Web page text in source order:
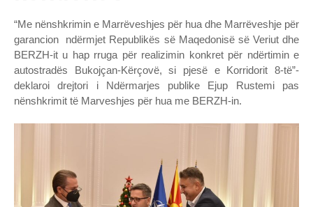
“Me nënshkrimin e Marrëveshjes për hua dhe Marrëveshje për
garancion ndërmjet Republikës së Maqedonisë së Veriut dhe
BERZH-it u hap rruga për realizimin konkret për ndërtimin e
autostradës Bukojçan-Kërçovë, si pjesë e Korridorit 8-të”-
deklaroi drejtori i Ndërmarjes publike Ejup Rustemi pas
nënshkrimit të Marveshjes për hua me BERZH-in.